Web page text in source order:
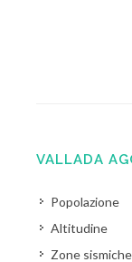
VALLADA
Popolazione
Altitudine
Zone sismiche